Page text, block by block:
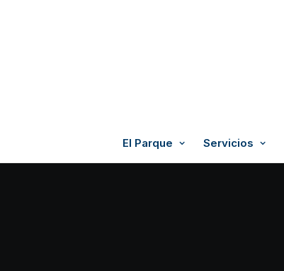
El Parque Servicios